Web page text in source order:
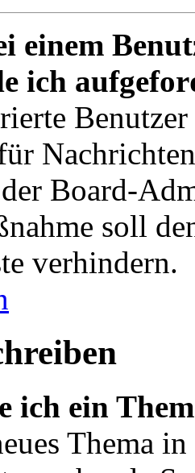
einem
ich
Board-
soll
verhindern.
ich ein
Thema